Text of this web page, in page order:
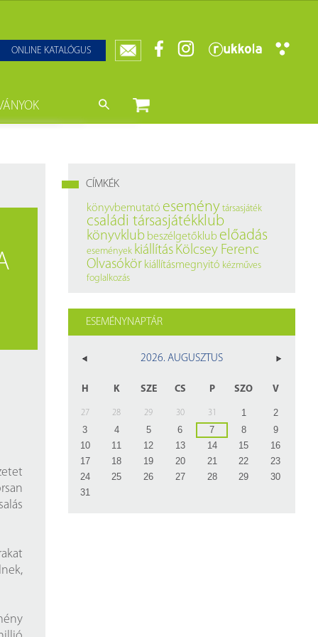
ONLINE KATALÓGUS
CÍMKÉK
könyvbemutató esemény társasjáték
családi társasjátékklub
könyvklub beszélgetőklub előadás
események kiállítás Kölcsey Ferenc
Olvasókör kiállításmegnyitó kézműves
foglalkozás
ESEMÉNYNAPTÁR
2026. AUGUSZTUS
H K SZE CS P SZO V
27 28 29 30 31 1
2
3
4 5 6 7 8
9
10
11 12 13 14 15
16
17
18 19 20 21 22
23
24
25 26 27 28 29
30
31